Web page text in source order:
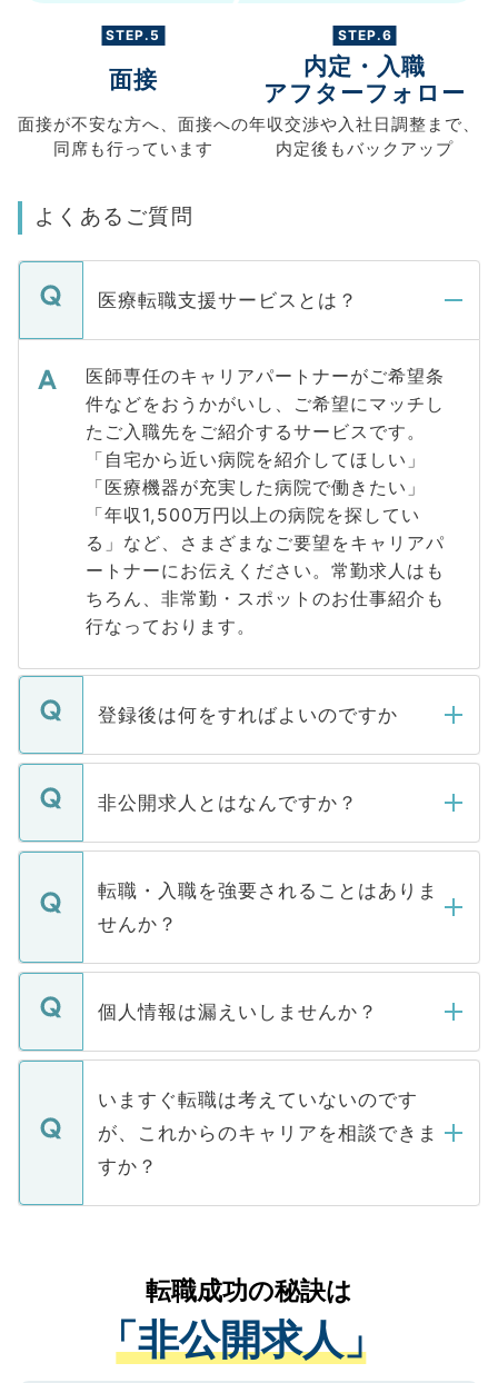
STEP.5
面接
面接が不安な方へ、 面接への
同席も行っています
STEP.6
内定・入職
アフターフォロー
年収交渉や入社日調整まで、
内定後もバックアップ
よくあるご質問
医療転職支援サービスとは？
医師専任のキャリアパートナーがご希望条
件などをおうかがいし、ご希望にマッチし
たご入職先をご紹介するサービスです。
「自宅から近い病院を紹介してほしい」
「医療機器が充実した病院で働きたい」
「年収1,500万円以上の病院を探してい
る」など、さまざまなご要望をキャリアパ
ートナーにお伝えください。常勤求人はも
ちろん、非常勤・スポットのお仕事紹介も
行なっております。
登録後は何をすればよいのですか
ご登録いただきましたら、弊社担当者がご
登録内容を確認し、その後メールもしくは
ます。通常、5営業日以内にはご連絡をせて
いただきますので、しばらくお待ちくださ
非公開求人とはなんですか？
マイナビDOCTORで取り扱っている求人の
うち約3割は、Webサイトからご覧いただ
けない「非公開求人」です。非公開求人は
下記の理由によって、一般には公開してい
ません。
■応募殺到を避けるため 人気のある医療機
関を公にしてしまうと、応募が殺到する場
に、医療機関が求める条件に合った人材の
みを人材紹介会社に依頼するケースが増え
ています。
転職・入職を強要されることはありま
せんか？
転職・入職を強要することは一切ありませ
ん。また、仮に応募先から内定をいただい
定を承諾する必要はありません。内定先へ
の辞退の連絡はキャリアパートナーが行い
個人情報は漏えいしませんか？
個人情報が漏えいすることはありませんの
で、ご安心ください。当サイトからの登録
などで収集したご登録者様の個人情報は、
ご本人のキャリアアップおよび転職活動の
支援を目的に使用いたします。お預かりし
ているすべての個人データはご本人の許可
は、個人情報の取り扱いについての厳密な
管理基準を満たした事業者のみに付与され
る、プライバシーマークを取得済みです。
いますぐ転職は考えていないのです
が、これからのキャリアを相談できま
すか？
かがいして、現在の医療機関の状況や紹介
経験をまじえながら、適切なアドバイスを
させていただきます。すぐにご転職をされ
ない方には、長期的なサポートが可能です
転職成功の秘訣は
「非公開求人」